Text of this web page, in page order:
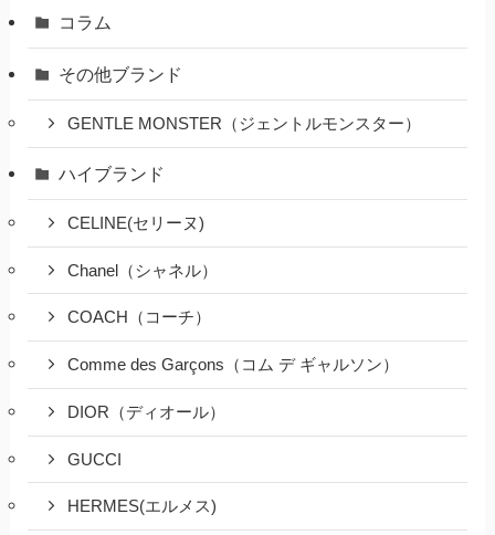
コラム
その他ブランド
GENTLE MONSTER（ジェントルモンスター）
ハイブランド
CELINE(セリーヌ)
Chanel（シャネル）
COACH（コーチ）
Comme des Garçons（コム デ ギャルソン）
DIOR（ディオール）
GUCCI
HERMES(エルメス)